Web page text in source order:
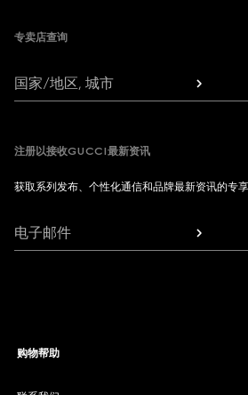
专卖店查询
国家/地区, 城市
注册以接收GUCCI最新资讯
获取系列发布、个性化通信和品牌最新资讯的专享
电子邮件
购物帮助